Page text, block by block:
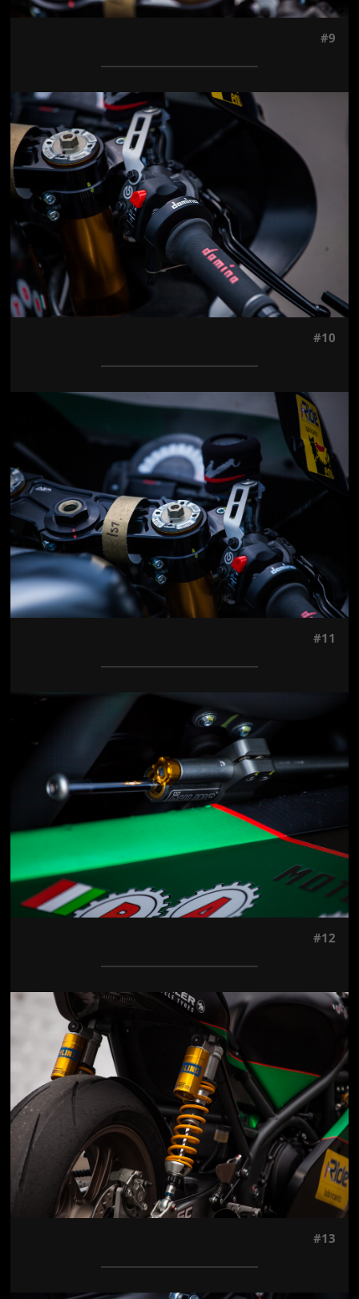
#9
Jön még kép!
#10
Jön még kép!
#11
Jön még kép!
#12
Jön még kép!
#13